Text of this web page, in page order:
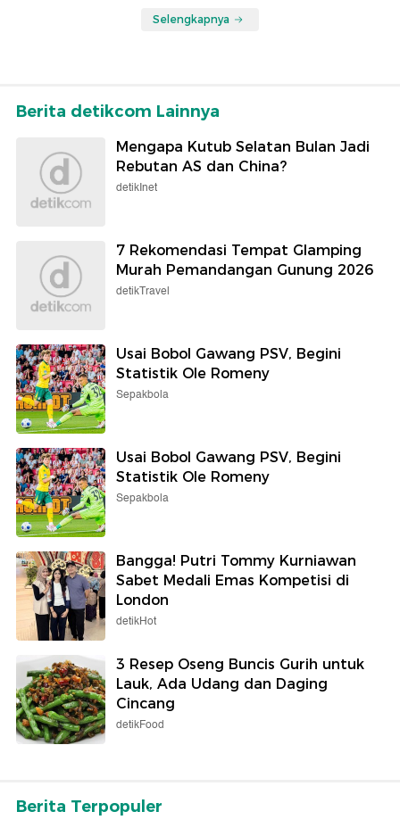
Selengkapnya
Berita detikcom Lainnya
Mengapa Kutub Selatan Bulan Jadi
Rebutan AS dan China?
detikInet
7 Rekomendasi Tempat Glamping
Murah Pemandangan Gunung 2026
detikTravel
Usai Bobol Gawang PSV, Begini
Statistik Ole Romeny
Sepakbola
Usai Bobol Gawang PSV, Begini
Statistik Ole Romeny
Sepakbola
Bangga! Putri Tommy Kurniawan
Sabet Medali Emas Kompetisi di
London
detikHot
3 Resep Oseng Buncis Gurih untuk
Lauk, Ada Udang dan Daging
Cincang
detikFood
Berita Terpopuler